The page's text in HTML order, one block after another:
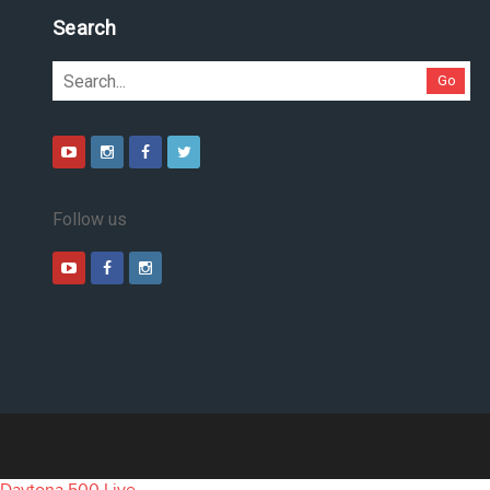
Pesquise no site
Go
Follow us